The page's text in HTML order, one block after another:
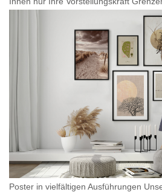
Poster in vielfältigen Ausführungen